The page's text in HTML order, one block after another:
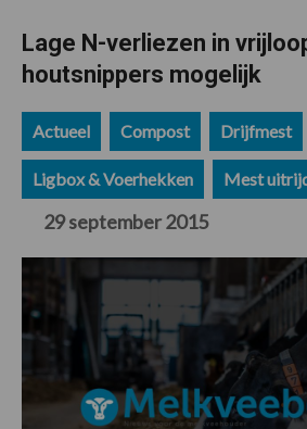
Lage N-verliezen in
houtsnippers mogelijk
Actueel Compost Drijfmest
Ligbox & Voerhekken Mest
29 september 2015